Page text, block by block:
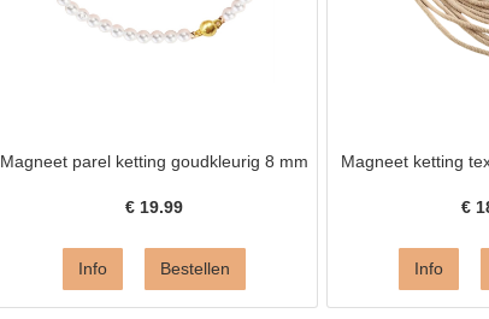
Magneet parel ketting goudkleurig 8 mm
€ 19.99
Magneet ketting
€